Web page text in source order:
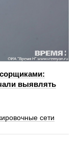
выявлять
сети